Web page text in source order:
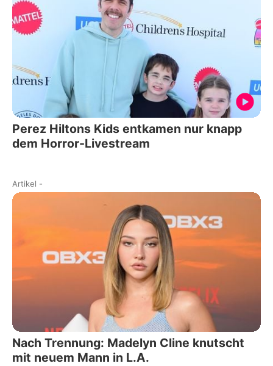
Perez Hiltons Kids entkamen nur knapp
dem Horror-Livestream
Artikel -
Nach Trennung: Madelyn Cline knutscht
mit neuem Mann in L.A.